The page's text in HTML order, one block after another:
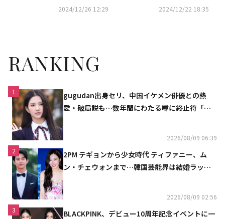
2024/12/26 12:29
ブバラエティ「ジュジュネイ
2024/12/22 18:35
RANKING
1
gugudan出身セリ、中国イケメン俳優との熱
愛・破局説も…数年間にわたる噂に終止符「邪
2026/08/09 06:39
2
2PM テギョンから少女時代 ティファニー、ム
ン・チェウォンまで…韓国芸能界は結婚ラッシ
2026/08/09 02:56
3
BLACKPINK、デビュー10周年記念イベントに一